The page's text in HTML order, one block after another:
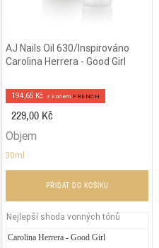
Lancôme Trésor in Love
AJ Nails Oil 630/Inspirováno
Carolina Herrera - Good Girl
194,65 Kč z kodem FRENCH
229,00 Kč
Objem
30ml
PŘIDAT DO KOŠÍKU
Nejlepší shoda vonných tónů
Carolina Herrera - Good Girl